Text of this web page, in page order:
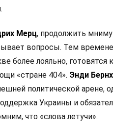
Мерц, продолжить
вопросы. Тем
более лояльно, готовятся
«стране 404». Энди
политической арене,
Украины и
что «слова летучи».